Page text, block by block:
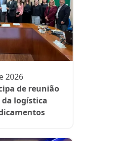
2026
de reunião
da logística